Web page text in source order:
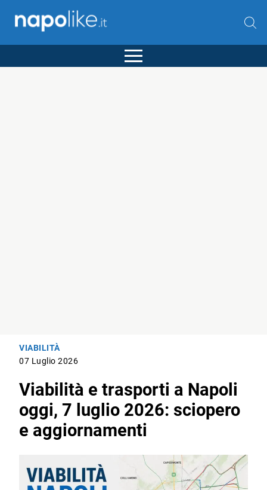
VIABILITÀ
07 Luglio 2026
Viabilità e trasporti a Napoli
oggi, 7 luglio 2026: sciopero
e aggiornamenti